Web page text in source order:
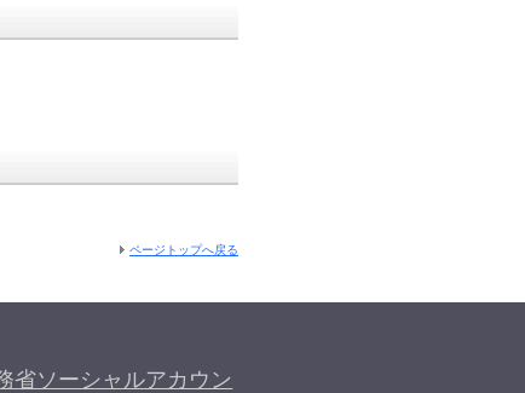
ページトップへ戻る
省ソーシャルアカウン